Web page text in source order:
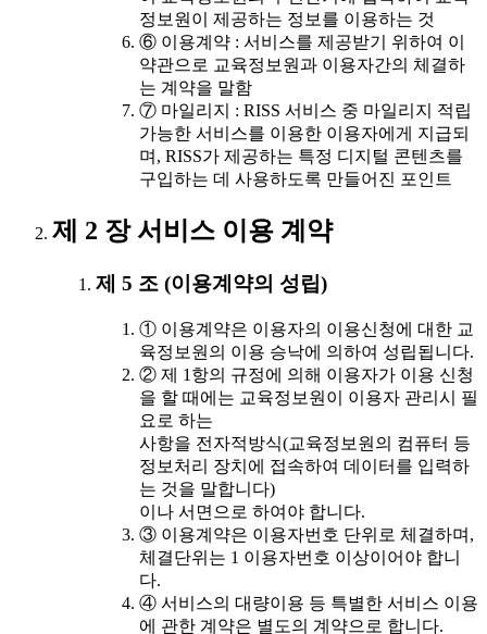
정보원이 제공하는 정보를 이용하는 것
⑥ 이용계약 : 서비스를 제공받기 위하여 이
약관으로 교육정보원과 이용자간의 체결하
는 계약을 말함
⑦ 마일리지 : RISS 서비스 중 마일리지 적립
가능한 서비스를 이용한 이용자에게 지급되
며, RISS가 제공하는 특정 디지털 콘텐츠를
구입하는 데 사용하도록 만들어진 포인트
제 2 장 서비스 이용 계약
제 5 조 (이용계약의 성립)
① 이용계약은 이용자의 이용신청에 대한 교
육정보원의 이용 승낙에 의하여 성립됩니다.
② 제 1항의 규정에 의해 이용자가 이용 신청
을 할 때에는 교육정보원이 이용자 관리시 필
요로 하는
사항을 전자적방식(교육정보원의 컴퓨터 등
정보처리 장치에 접속하여 데이터를 입력하
는 것을 말합니다)
이나 서면으로 하여야 합니다.
③ 이용계약은 이용자번호 단위로 체결하며,
체결단위는 1 이용자번호 이상이어야 합니
다.
④ 서비스의 대량이용 등 특별한 서비스 이용
에 관한 계약은 별도의 계약으로 합니다.